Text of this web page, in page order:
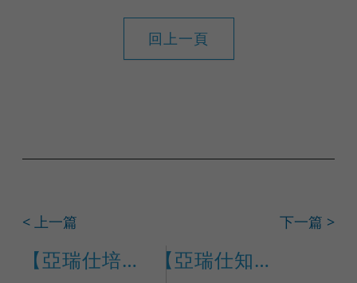
回上一頁
< 上一篇 下一篇 >
【亞瑞仕培訓課程】AA1000永續報告管理師 【亞瑞仕知識學苑】ISO 27001:2022國際IRCA主導稽核員訓練課程(課程編號 17791)